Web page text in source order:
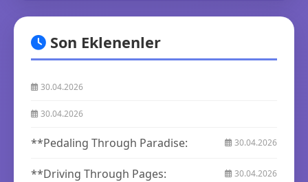
Son Eklenenler
30.04.2026
30.04.2026
**Pedaling Through Paradise: 30.04.2026
**Driving Through Pages: 30.04.2026